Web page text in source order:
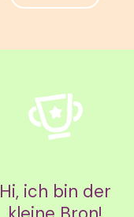
Hi, ich bin der